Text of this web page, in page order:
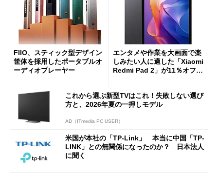
FIIO、スティック型デザイン
筐体を採用したポータブルオ
ーディオプレーヤー
エンタメや作業を大画面で楽
しみたい人に適した「Xiaomi
Redmi Pad 2」が11％オフの
これから選ぶ新型TVはこれ！失敗しない選び
方と、2026年夏の一押しモデル
AD（ITmedia PC USER）
米国が本社の「TP-Link」 本当に中国「TP-
LINK」との無関係になったのか？ 日本法人
に聞く